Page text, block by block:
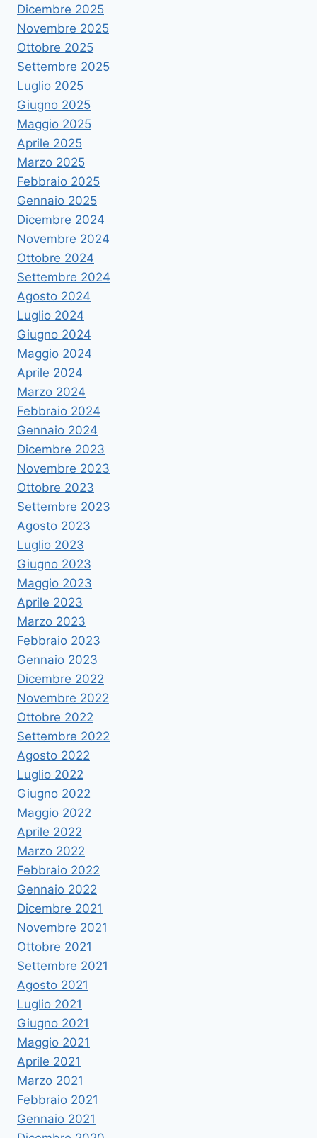
Dicembre 2025
Novembre 2025
Ottobre 2025
Settembre 2025
Luglio 2025
Giugno 2025
Maggio 2025
Aprile 2025
Marzo 2025
Febbraio 2025
Gennaio 2025
Dicembre 2024
Novembre 2024
Ottobre 2024
Settembre 2024
Agosto 2024
Luglio 2024
Giugno 2024
Maggio 2024
Aprile 2024
Marzo 2024
Febbraio 2024
Gennaio 2024
Dicembre 2023
Novembre 2023
Ottobre 2023
Settembre 2023
Agosto 2023
Luglio 2023
Giugno 2023
Maggio 2023
Aprile 2023
Marzo 2023
Febbraio 2023
Gennaio 2023
Dicembre 2022
Novembre 2022
Ottobre 2022
Settembre 2022
Agosto 2022
Luglio 2022
Giugno 2022
Maggio 2022
Aprile 2022
Marzo 2022
Febbraio 2022
Gennaio 2022
Dicembre 2021
Novembre 2021
Ottobre 2021
Settembre 2021
Agosto 2021
Luglio 2021
Giugno 2021
Maggio 2021
Aprile 2021
Marzo 2021
Febbraio 2021
Gennaio 2021